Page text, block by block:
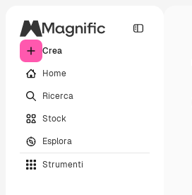
Crea
Home
Ricerca
Stock
Esplora
Strumenti